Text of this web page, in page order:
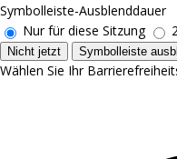
Symbolleiste-Ausblenddauer
Nur für diese Sitzung
Nicht jetzt Symbolleiste
Wählen Sie Ihr